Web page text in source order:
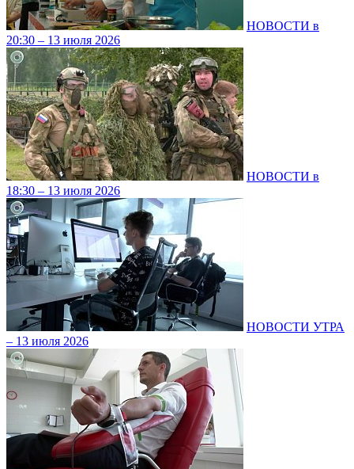
НОВОСТИ в
20:30 – 13 июля 2026
НОВОСТИ в
18:30 – 13 июля 2026
НОВОСТИ УТРА
– 13 июля 2026